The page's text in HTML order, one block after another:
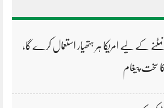
کے لیے امریکا ہر ہتھیار استعمال کرے گا،
سخت پیغام